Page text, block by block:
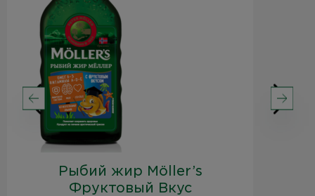
Рыбий жир Möller’s
Фруктовый Вкус